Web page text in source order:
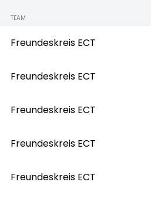
TEAM
Freundeskreis ECT
Freundeskreis ECT
Freundeskreis ECT
Freundeskreis ECT
Freundeskreis ECT